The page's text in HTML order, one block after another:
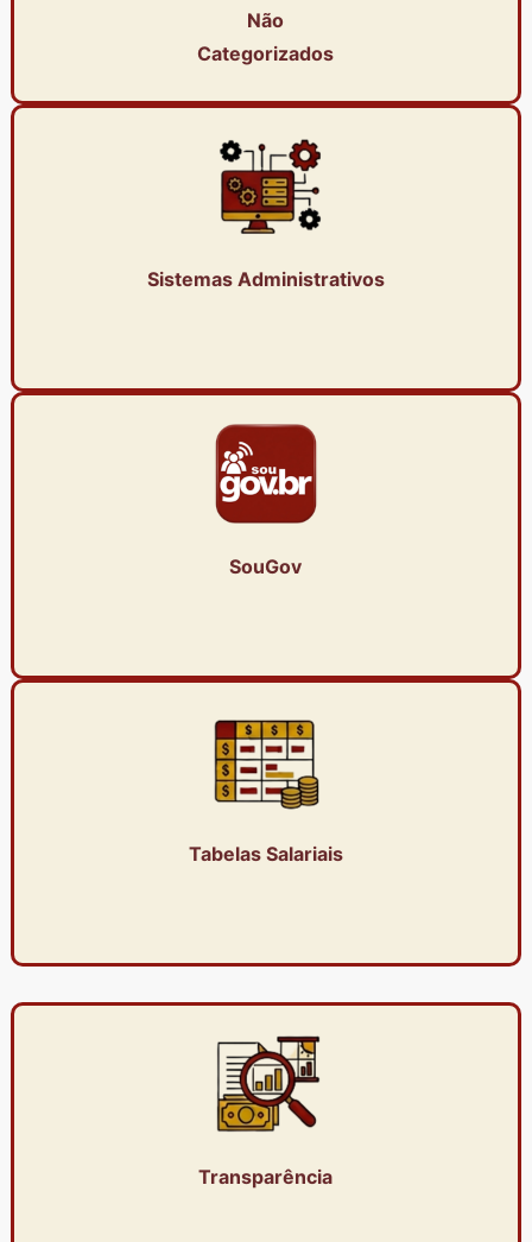
Não
Categorizados
Sistemas Administrativos
SouGov
Tabelas Salariais
Transparência